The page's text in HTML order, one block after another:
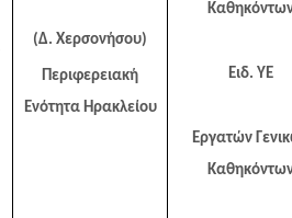
(Δ. Χερσονήσου)
Περιφερειακή
Ενότητα Ηρακλείου
Ειδ. ΥΕ
Εργατών